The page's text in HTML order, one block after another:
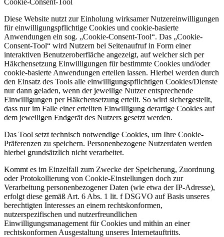
Diese Website nutzt zur Einholung wirksamer Nutzereinwilligungen
für einwilligungspflichtige Cookies und cookie-basierte
Anwendungen ein sog. „Cookie-Consent-Tool“. Das „Cookie-
Consent-Tool“ wird Nutzern bei Seitenaufruf in Form einer
interaktiven Benutzeroberfläche angezeigt, auf welcher sich per
Häkchensetzung Einwilligungen für bestimmte Cookies und/oder
cookie-basierte Anwendungen erteilen lassen. Hierbei werden durch
den Einsatz des Tools alle einwilligungspflichtigen Cookies/Dienste
nur dann geladen, wenn der jeweilige Nutzer entsprechende
Einwilligungen per Häkchensetzung erteilt. So wird sichergestellt,
dass nur im Falle einer erteilten Einwilligung derartige Cookies auf
dem jeweiligen Endgerät des Nutzers gesetzt werden.
Das Tool setzt technisch notwendige Cookies, um Ihre Cookie-
Präferenzen zu speichern. Personenbezogene Nutzerdaten werden
hierbei grundsätzlich nicht verarbeitet.
Kommt es im Einzelfall zum Zwecke der Speicherung, Zuordnung
oder Protokollierung von Cookie-Einstellungen doch zur
Verarbeitung personenbezogener Daten (wie etwa der IP-Adresse),
erfolgt diese gemäß Art. 6 Abs. 1 lit. f DSGVO auf Basis unseres
berechtigten Interesses an einem rechtskonformen,
nutzerspezifischen und nutzerfreundlichen
Einwilligungsmanagement für Cookies und mithin an einer
rechtskonformen Ausgestaltung unseres Internetauftritts.